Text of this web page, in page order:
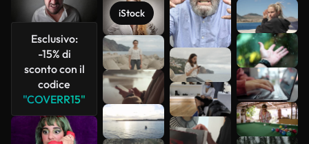
Esclusivo:
-15% di
sconto con il
codice
"COVERR15"
iStock
Scopri di
più